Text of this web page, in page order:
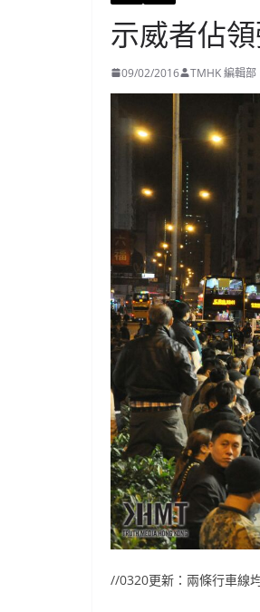
示威者佔
09/02/2016 TMHK 編輯部
//0320更新：兩條行車線